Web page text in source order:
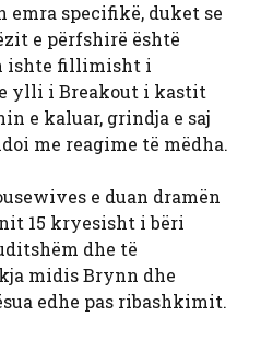
emra specifikë, duket se
e përfshirë është
ishte fillimisht i
ylli i Breakout i kastit
e kaluar, grindja e saj
me reagime të mëdha.
e duan dramën
15 kryesisht i bëri
dhe të
midis Brynn dhe
edhe pas ribashkimit.